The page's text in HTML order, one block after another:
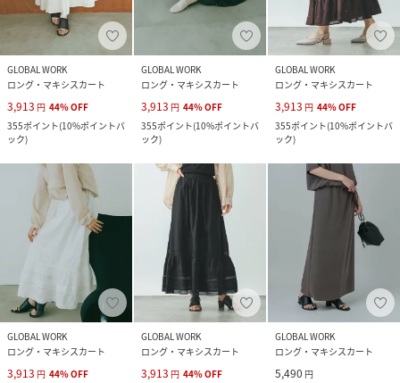
GLOBAL WORK
ロング・マキシスカート
3,913 円 44%OFF
355ポイント(10%ポイントバ
ック)
GLOBAL WORK
ロング・マキシスカート
3,913 円 44%OFF
355ポイント(10%ポイントバ
ック)
GLOBAL WORK
ロング・マキシスカート
3,913 円 44%OFF
355ポイント(10%ポイントバ
ック)
GLOBAL WORK
ロング・マキシスカート
3,913 円 44%OFF
GLOBAL WORK
ロング・マキシスカート
3,913 円 44%OFF
GLOBAL WORK
ロング・マキシスカート
5,490 円